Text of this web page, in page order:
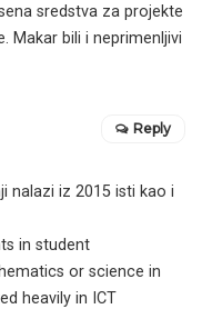
sredstva za projekte
Makar bili i neprimenljivi
nalazi iz 2015 isti kao i
in student
or science in
heavily in ICT
Reply